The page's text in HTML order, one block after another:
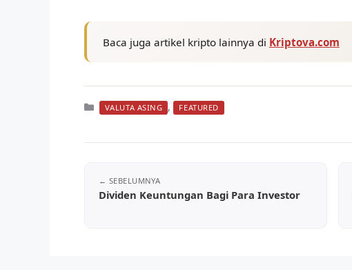
Baca juga artikel kripto lainnya di Kriptova.com
Kategori
VALUTA ASING , FEATURED
Dividen Keuntungan Bagi Para Investor